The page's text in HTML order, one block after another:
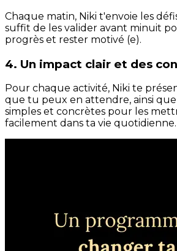
Chaque matin, Niki t'envoie les
suffit de les valider avant minuit
progrès et rester motivé (e).
4. Un impact clair et des
Pour chaque activité, Niki te
que tu peux en attendre, ainsi que
simples et concrètes pour les
facilement dans ta vie quotidienne.